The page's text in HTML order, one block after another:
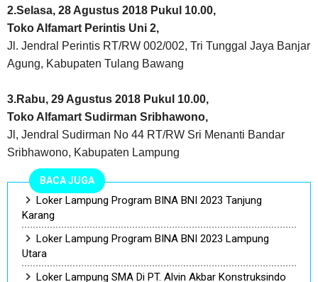
2.Selasa, 28 Agustus 2018 Pukul 10.00,
Toko Alfamart Perintis Uni 2,
Jl. Jendral Perintis RT/RW 002/002, Tri Tunggal Jaya Banjar
Agung, Kabupaten Tulang Bawang
3.Rabu, 29 Agustus 2018 Pukul 10.00,
Toko Alfamart Sudirman Sribhawono,
Jl, Jendral Sudirman No 44 RT/RW Sri Menanti Bandar
Sribhawono, Kabupaten Lampung
BACA JUGA
Loker Lampung Program BINA BNI 2023 Tanjung
Karang
Loker Lampung Program BINA BNI 2023 Lampung
Utara
Loker Lampung SMA Di PT. Alvin Akbar Konstruksindo